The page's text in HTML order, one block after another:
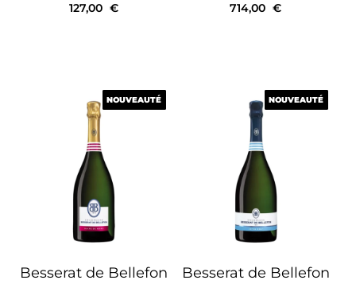
127,00 € 714,00 €
NOUVEAUTÉ
Besserat de Bellefon
NOUVEAUTÉ NOUVEAUTÉ
Besserat de Bellefon
NOUVEAUTÉ